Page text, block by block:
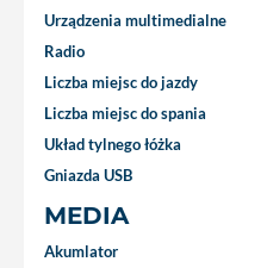
Urządzenia multimedialne
Radio
Liczba miejsc do jazdy
Liczba miejsc do spania
Układ tylnego łóżka
Gniazda USB
MEDIA
Akumlator